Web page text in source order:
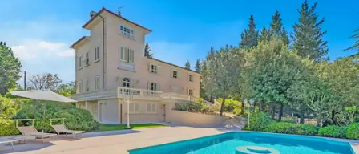
這座宏偉的待售別墅對於那些希望住在一處享有
盛譽的房產的
人來說是一個獨特的機會，這裡沉
浸在綠色之中，但又可以輕鬆到達托斯卡納的文
化奇觀，這裡的每個細節都經過精心設計，旨在
提供與環境完全和諧的獨特生活體驗。